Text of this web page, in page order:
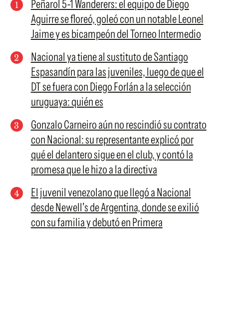
Peñarol 5-1 Wanderers: el equipo de Diego
Aguirre se floreó, goleó con un notable Leonel
Jaime y es bicampeón del Torneo Intermedio
Nacional ya tiene al sustituto de Santiago
Espasandín para las juveniles, luego de que el
DT se fuera con Diego Forlán a la selección
uruguaya: quién es
Gonzalo Carneiro aún no rescindió su contrato
con Nacional: su representante explicó por
qué el delantero sigue en el club, y contó la
promesa que le hizo a la directiva
El juvenil venezolano que llegó a Nacional
desde Newell's de Argentina, donde se exilió
con su familia y debutó en Primera